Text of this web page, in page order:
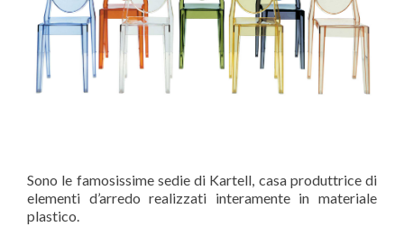
Sono le famosissime sedie di Kartell, casa produttrice di
elementi d’arredo realizzati interamente in materiale
plastico.